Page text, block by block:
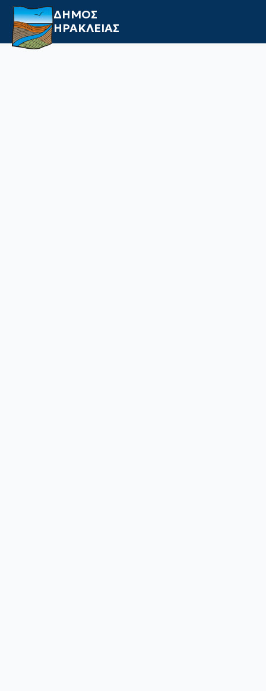
ΔΗΜΟΣ
ΗΡΑΚΛΕΙΑΣ